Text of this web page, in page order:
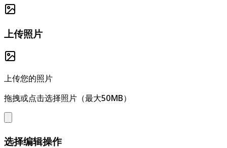
上传照片
上传您的照片
拖拽或点击选择照片（最大50MB）
选择编辑操作